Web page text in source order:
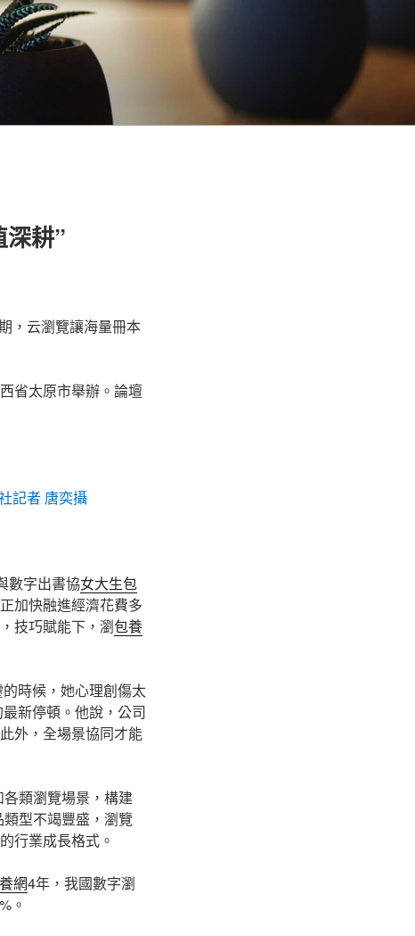
耕”
云瀏覽讓海量冊本
省太原市舉辦。論壇
記者 唐奕攝
數字出書協女大生包
加快融進經濟花費多
技巧賦能下，瀏包養
時候，她心理創傷太
新停頓。他說，公司
外，全場景協同才能
類瀏覽場景，構建
型不竭豐盛，瀏覽
行業成長格式。
網4年，我國數字瀏
。